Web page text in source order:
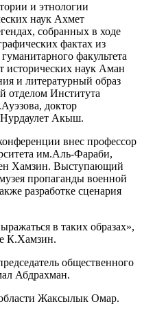
и этнологии
наук Ахмет
собранных в ходе
фактах из
факультета
наук Аман
и литературный образ
отделом Института
доктор
Нурдаулет Акыш.
внес профессор
им.Аль-Фараби,
Хамзин. Выступающий
пропаганды военной
разработке сценария
в таких образах»,
К.Хамзин.
общественного
Абдрахман.
Жаксылык Омар.